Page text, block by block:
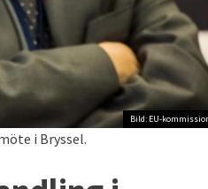
Bild: EU-
i Bryssel.